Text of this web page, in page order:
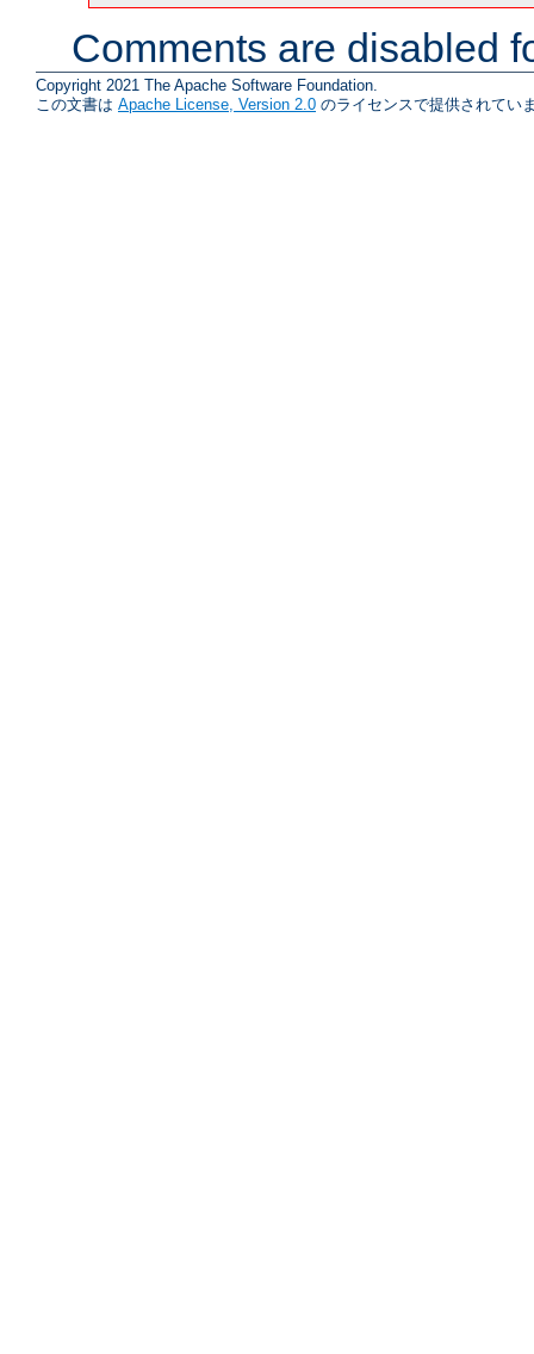
Comments are disabled
Copyright 2021 The Apache Software Foundation.
この文書は Apache License, Version 2.0 のライセンスで提供されてい